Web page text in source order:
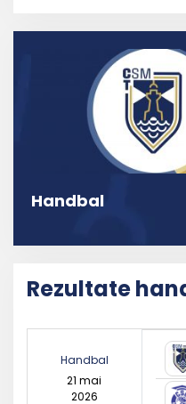
Handbal
Rezultate
Handbal
21 mai
2026